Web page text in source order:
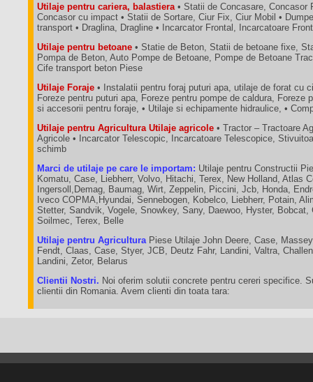
Utilaje pentru cariera, balastiera • Statii de Concasare, Concasor
Concasor cu impact • Statii de Sortare, Ciur Fix, Ciur Mobil •
transport • Draglina, Dragline • Incarcator Frontal, Incarcatoare
Utilaje pentru betoane • Statie de Beton, Statii de betoane fixe,
Pompa de Beton, Auto Pompe de Betoane, Pompe de Betoane
Cife transport beton Piese
Utilaje Foraje • Instalatii pentru foraj puturi apa, utilaje de forat cu
Foreze pentru puturi apa, Foreze pentru pompe de caldura, Foreze
si accesorii pentru foraje, • Utilaje si echipamente hidraulice, •
Utilaje pentru Agricultura Utilaje agricole • Tractor – Tractoare
Agricole • Incarcator Telescopic, Incarcatoare Telescopice,
schimb
Marci de utilaje pe care le importam: Utilaje pentru Constructii
Komatu, Case, Liebherr, Volvo, Hitachi, Terex, New Holland, Atlas
Ingersoll,Demag, Baumag, Wirt, Zeppelin, Piccini, Jcb, Honda,
Iveco COPMA,Hyundai, Sennebogen, Kobelco, Liebherr, Potain,
Stetter, Sandvik, Vogele, Snowkey, Sany, Daewoo, Hyster, Bobcat,
Soilmec, Terex, Belle
Utilaje pentru Agricultura Piese Utilaje John Deere, Case,
Fendt, Claas, Case, Styer, JCB, Deutz Fahr, Landini, Valtra,
Landini, Zetor, Belarus
Clientii Nostri. Noi oferim solutii concrete pentru cereri specifice.
clientii din Romania. Avem clienti din toata tara: